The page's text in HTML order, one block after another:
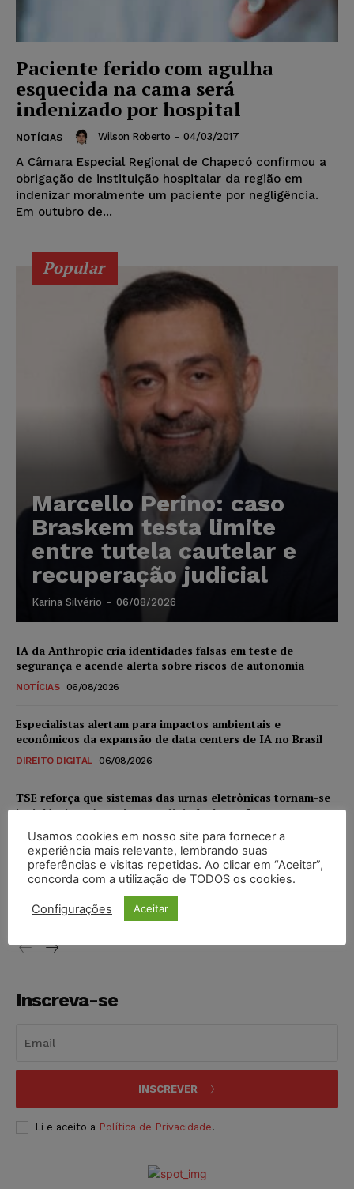
Paciente ferido com agulha
esquecida na cama será
indenizado por hospital
NOTÍCIAS Wilson Roberto - 04/03/2017
A Câmara Especial Regional de Chapecó confirmou a
obrigação de instituição hospitalar da região em
indenizar moralmente um paciente por negligência.
Em outubro de...
Popular
Marcello Perino: caso
Braskem testa limite
entre tutela cautelar e
recuperação judicial
Karina Silvério - 06/08/2026
IA da Anthropic cria identidades falsas em teste de
segurança e acende alerta sobre riscos de autonomia
NOTÍCIAS 06/08/2026
Especialistas alertam para impactos ambientais e
econômicos da expansão de data centers de IA no Brasil
DIREITO DIGITAL 06/08/2026
TSE reforça que sistemas das urnas eletrônicas tornam-se
invioláveis após assinatura digital e lacração
NOTÍCIAS 06/08/2026
STF inicia julgamento sobre constitucionalidade da
proibição dos jogos de azar no Brasil
NOTÍCIAS 06/08/2026
Inscreva-se
INSCREVER
Li e aceito a Política de Privacidade.
Usamos cookies em nosso site para fornecer a
experiência mais relevante, lembrando suas
preferências e visitas repetidas. Ao clicar em “Aceitar”,
concorda com a utilização de TODOS os cookies.
Configurações Aceitar